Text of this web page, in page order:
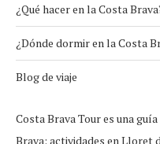
¿Qué hacer en la Costa
¿Dónde dormir en la Costa
Blog de viaje
Costa Brava Tour es una
Brava: actividades en Lloret